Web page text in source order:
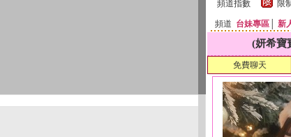
頻道指數
限
頻道 台妹專區 新
(妍希寶
免費聊天